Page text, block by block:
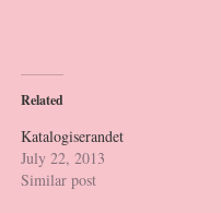
Related
Katalogiserandet
July 22, 2013
Similar post